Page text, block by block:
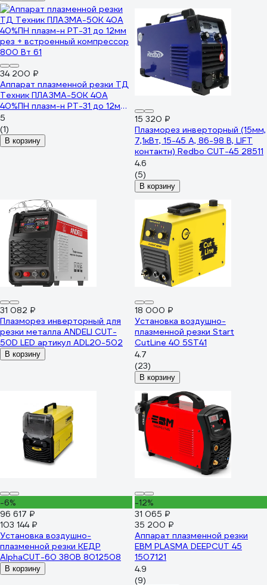
34 200 ₽
Аппарат плазменной резки ТД
Техник ПЛАЗМА-50К 40А
40%ПН плазм-н PT-31 до 12мм
рез + встроенный компрессор
5
(1)
В корзину
15 320 ₽
Плазморез инверторный (15мм,
7,1кВт, 15-45 А, 86-98 В, LIFT
контактн) Redbo CUT-45 28511
4.6
(5)
В корзину
31 082 ₽
Плазморез инверторный для
резки металла ANDELI CUT-
50D LED артикул ADL20-502
В корзину
18 000 ₽
Установка воздушно-
плазменной резки Start
CutLine 40 5ST41
4.7
(23)
В корзину
-6%
96 617 ₽
103 144 ₽
Установка воздушно-
плазменной резки КЕДР
AlphaCUT-60 380В 8012508
В корзину
-12%
31 065 ₽
35 200 ₽
Аппарат плазменной резки
ЕВМ PLASMA DEEPCUT 45
1507121
4.9
(9)